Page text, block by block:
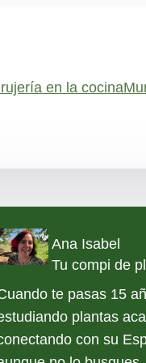
en la cocina
Ana Isabel
Tu compi de
te pasas 15
plantas
con su